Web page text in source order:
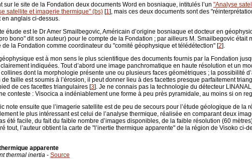
sur le site de la Fondation deux documents Word en bosniaque, intitulés l’un "Analyse
satellite et imagerie thermique" (bs) [1], mais ces deux documents sont des
en anglais ci-dessus.
étude est le Dr Amer Smailbegovic, Américain d’origine bosniaque et docteur en
bono" dit son auteur) pour le compte de la Fondation ; par ailleurs M. Smailbegovic était
de la Fondation comme coordinateur du "comité géophysique et télédétection" [2].
est à mon sens le plus scientifique des documents fournis par la Fondation
clairement indiquées. Tout d’abord une image panchromatique en haute résolution et un
collines dont la morphologie présente une ou plusieurs faces géométriques ; la possibilité
de faille est soumis à l’érosion, il peut donner lieu à des facettes presque parfaitement
de ces facettes triangulaires [3]. Je ne connais pas la technologie du détecteur
conteste : Visocica a indéniablement une forme à peu près pyramidale, au moins si on
note ensuite que l’imagerie satellite est de peu de secours pour l’étude géologique de la
le plus intéressant est celui de l’analyse thermique, réalisée en comparant deux
été facile, du fait du faible nombre d’images disponibles, de la faible résolution (60
tout, l’auteur obtient la carte de "l’inertie thermique apparente" de la région de Visoko ci-
apparente
thermal inertia - Source